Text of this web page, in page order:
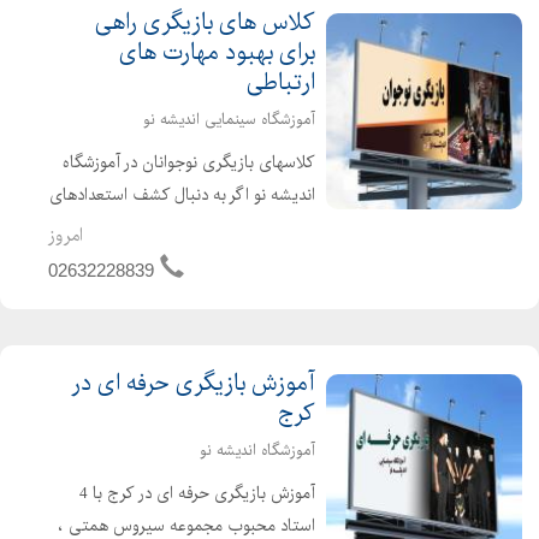
جوان کردن با بنديلک
متقارن سازي و قرينه سازي چهره
گريم فانتزي و گريم سه بعدي
گریم و میکاپ هالوین
گريم فانتزي ، دلقک ، فضايي
قالب گيري و ساخت ماسک
تکنيک هاي گريم تخصصي عروس و داماد
گريم عروس گريم داماد
آرايش براي عروس
سايه براي عروس
کلاس های بازیگری راهی
برای بهبود مهارت های
ارتباطی
آموزشگاه سینمایی اندیشه نو
کلاسهای بازیگری نوجوانان در آموزشگاه
اندیشه نو اگر به دنبال کشف استعدادهای
پنهان فرزندتان هستید، کلاسهای بازیگری
نوجوانان در آموزشگاه اندیشه نو فرصتی
امروز
02632228839
آموزش بازیگری حرفه ای در
کرج
آموزشگاه اندیشه نو
آموزش بازیگری حرفه ای در کرج با 4
استاد محبوب مجموعه سیروس همتی ،